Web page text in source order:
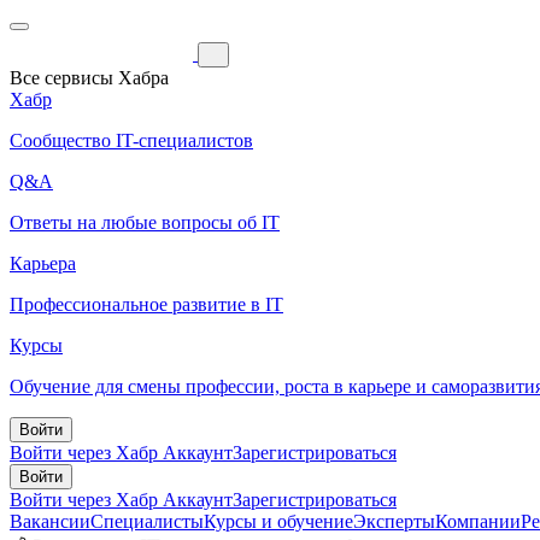
Все сервисы Хабра
Хабр
Сообщество IT-специалистов
Q&A
Ответы на любые вопросы об IT
Карьера
Профессиональное развитие в IT
Курсы
Обучение для смены профессии, роста в карьере и
Войти
Войти через Хабр АккаунтЗарегистрироваться
Войти
Войти через Хабр АккаунтЗарегистрироваться
ВакансииСпециалистыКурсы и обучениеЭкспертыКомпании